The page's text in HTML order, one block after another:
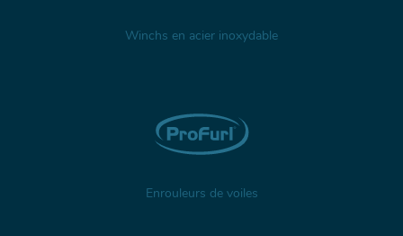
Winchs en acier inoxydable
Enrouleurs de voiles